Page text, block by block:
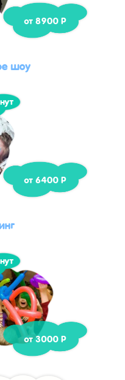
от 8900 Р
шоу
от 6400 Р
от 3000 Р